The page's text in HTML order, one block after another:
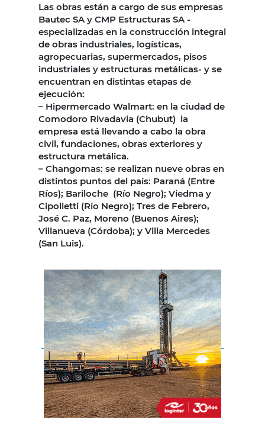
Las obras están a cargo de sus empresas
Bautec SA y CMP Estructuras SA -
especializadas en la construcción integral
de obras industriales, logísticas,
agropecuarias, supermercados, pisos
industriales y estructuras metálicas- y se
encuentran en distintas etapas de
ejecución:
– Hipermercado Walmart: en la ciudad de
Comodoro Rivadavia (Chubut) la
empresa está llevando a cabo la obra
civil, fundaciones, obras exteriores y
estructura metálica.
– Changomas: se realizan nueve obras en
distintos puntos del país: Paraná (Entre
Ríos); Bariloche (Río Negro); Viedma y
Cipolletti (Río Negro); Tres de Febrero,
José C. Paz, Moreno (Buenos Aires);
Villanueva (Córdoba); y Villa Mercedes
(San Luis).